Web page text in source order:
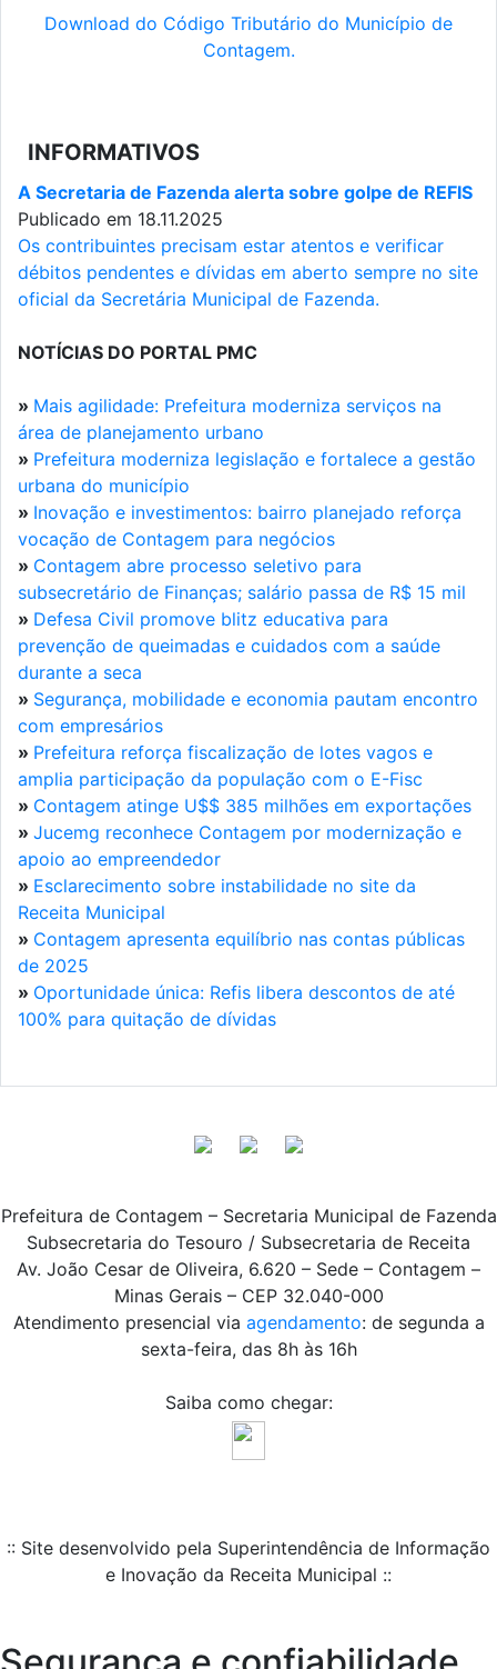
Download do Código Tributário do Município de
Contagem.
INFORMATIVOS
A Secretaria de Fazenda alerta sobre golpe de REFIS
Publicado em 18.11.2025
Os contribuintes precisam estar atentos e verificar
débitos pendentes e dívidas em aberto sempre no site
oficial da Secretária Municipal de Fazenda.
NOTÍCIAS DO PORTAL PMC
» Mais agilidade: Prefeitura moderniza serviços na
área de planejamento urbano
» Prefeitura moderniza legislação e fortalece a gestão
urbana do município
» Inovação e investimentos: bairro planejado reforça
vocação de Contagem para negócios
» Contagem abre processo seletivo para
subsecretário de Finanças; salário passa de R$ 15 mil
» Defesa Civil promove blitz educativa para
prevenção de queimadas e cuidados com a saúde
durante a seca
» Segurança, mobilidade e economia pautam encontro
com empresários
» Prefeitura reforça fiscalização de lotes vagos e
amplia participação da população com o E-Fisc
» Contagem atinge U$$ 385 milhões em exportações
» Jucemg reconhece Contagem por modernização e
apoio ao empreendedor
» Esclarecimento sobre instabilidade no site da
Receita Municipal
» Contagem apresenta equilíbrio nas contas públicas
de 2025
» Oportunidade única: Refis libera descontos de até
100% para quitação de dívidas
Prefeitura de Contagem – Secretaria Municipal de Fazenda
Subsecretaria do Tesouro / Subsecretaria de Receita
Av. João Cesar de Oliveira, 6.620 – Sede – Contagem –
Minas Gerais – CEP 32.040-000
Atendimento presencial via agendamento: de segunda a
sexta-feira, das 8h às 16h
Saiba como chegar:
:: Site desenvolvido pela Superintendência de Informação
e Inovação da Receita Municipal ::